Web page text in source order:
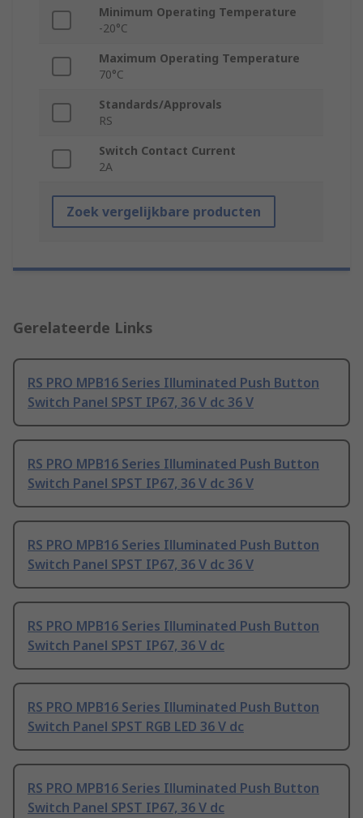
Minimum Operating Temperature
-20°C
Maximum Operating Temperature
70°C
Standards/Approvals
RS
Switch Contact Current
2A
Zoek vergelijkbare producten
Gerelateerde Links
RS PRO MPB16 Series Illuminated Push Button
Switch Panel SPST IP67, 36 V dc 36 V
RS PRO MPB16 Series Illuminated Push Button
Switch Panel SPST IP67, 36 V dc 36 V
RS PRO MPB16 Series Illuminated Push Button
Switch Panel SPST IP67, 36 V dc 36 V
RS PRO MPB16 Series Illuminated Push Button
Switch Panel SPST IP67, 36 V dc
RS PRO MPB16 Series Illuminated Push Button
Switch Panel SPST RGB LED 36 V dc
RS PRO MPB16 Series Illuminated Push Button
Switch Panel SPST IP67, 36 V dc